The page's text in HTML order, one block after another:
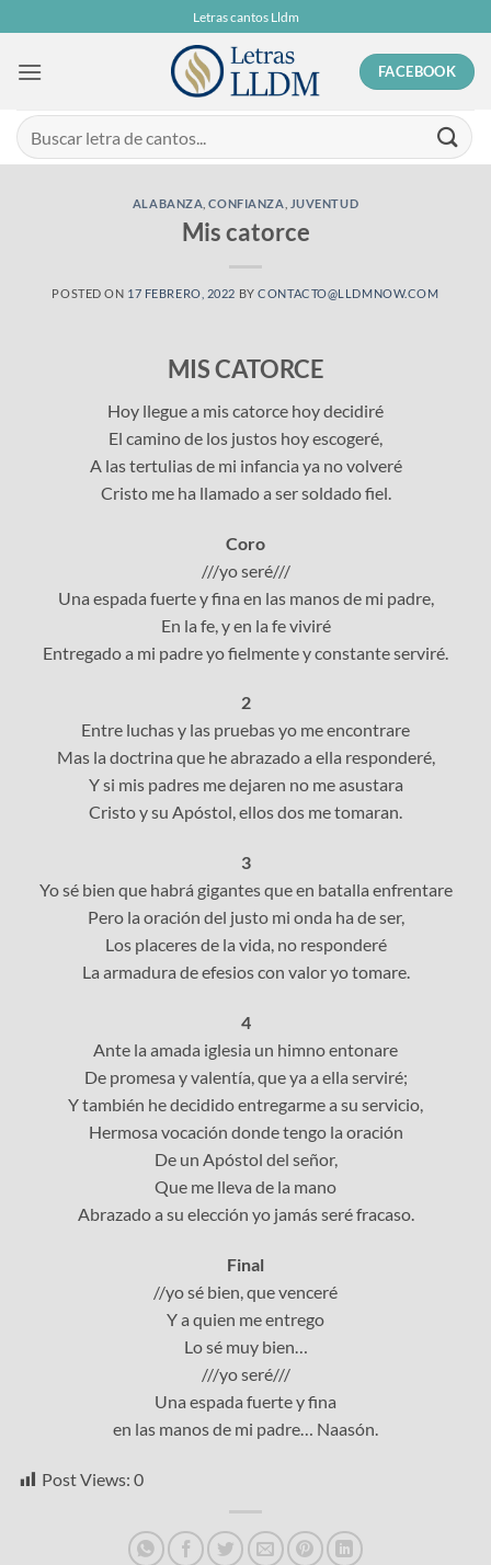
to
content
Letras cantos Lldm
FACEBOOK
ALABANZA ,CONFIANZA JUVENTUD
Mis catorce
POSTED ON 17 FEBRERO, 2022 BYCONTACTO@LLDMNOW.COM
MIS CATORCE
Hoy llegue a mis catorce hoy decidiré
El camino de los justos hoy escogeré,
A las tertulias de mi infancia ya no volveré
Cristo me ha llamado a ser soldado fiel.
Coro
///yo seré///
Una espada fuerte y fina en las manos de mi padre,
En la fe, y en la fe viviré
Entregado a mi padre yo fielmente y constante serviré.
2
Entre luchas y las pruebas yo me encontrare
Mas la doctrina que he abrazado a ella responderé,
Y si mis padres me dejaren no me asustara
Cristo y su Apóstol, ellos dos me tomaran.
3
Yo sé bien que habrá gigantes que en batalla enfrentare
Pero la oración del justo mi onda ha de ser,
Los placeres de la vida, no responderé
La armadura de efesios con valor yo tomare.
4
Ante la amada iglesia un himno entonare
De promesa y valentía, que ya a ella serviré;
Y también he decidido entregarme a su servicio,
Hermosa vocación donde tengo la oración
De un Apóstol del señor,
Que me lleva de la mano
Abrazado a su elección yo jamás seré fracaso.
Final
//yo sé bien, que venceré
Y a quien me entrego
Lo sé muy bien…
///yo seré///
Una espada fuerte y fina
en las manos de mi padre… Naasón.
Post Views: 0